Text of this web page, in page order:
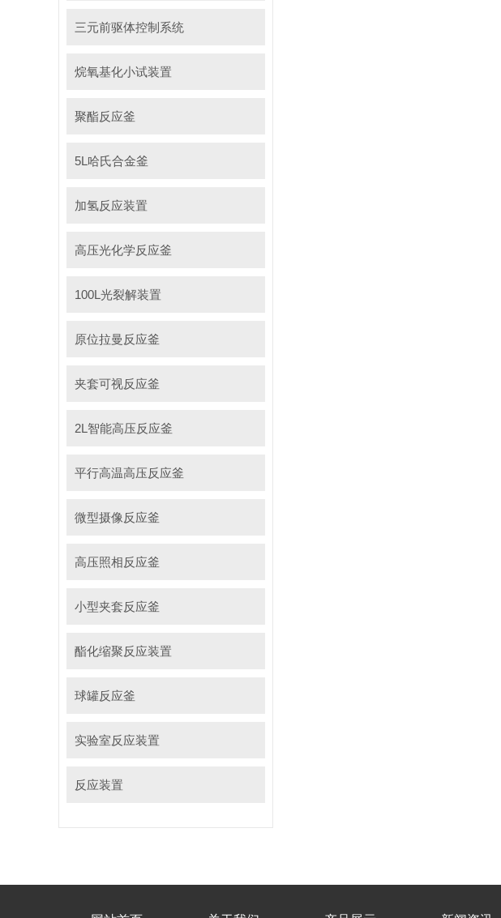
三元前驱体控制系统
烷氧基化小试装置
聚酯反应釜
5L哈氏合金釜
加氢反应装置
高压光化学反应釜
100L光裂解装置
原位拉曼反应釜
夹套可视反应釜
2L智能高压反应釜
平行高温高压反应釜
微型摄像反应釜
高压照相反应釜
小型夹套反应釜
酯化缩聚反应装置
球罐反应釜
实验室反应装置
反应装置